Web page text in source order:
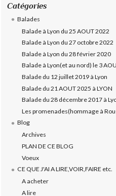
Catégories
Balades
Balade à Lyon du 25 AOUT 2022
Balade à Lyon du 27 octobre 2022
Balade à Lyon du 28 février 2020
Balade à Lyon(et au nord) le 3
Balade du 12 juillet 2019 à Lyon
Balade du 21 AOUT 2025 à LYON
Balade du 28 décembre 2017 à
Les promenades(hommage à
Blog
Archives
PLAN DE CE BLOG
Voeux
CE QUE J'AI A LIRE,VOIR,FAIRE etc.
A acheter
A lire